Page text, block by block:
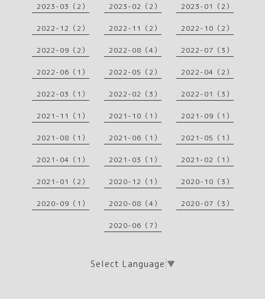
2023-03（2） 2023-02（2） 2023-01（2）
2022-12（2） 2022-11（2） 2022-10（2）
2022-09（2） 2022-08（4） 2022-07（3）
2022-06（1） 2022-05（2） 2022-04（2）
2022-03（1） 2022-02（3） 2022-01（3）
2021-11（1） 2021-10（1） 2021-09（1）
2021-08（1） 2021-06（1） 2021-05（1）
2021-04（1） 2021-03（1） 2021-02（1）
2021-01（2） 2020-12（1） 2020-10（3）
2020-09（1） 2020-08（4） 2020-07（3）
2020-06（7）
Select Language ▼